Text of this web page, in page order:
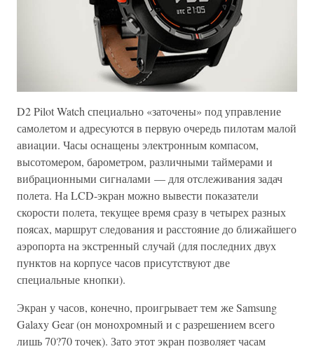
D2 Pilot Watch специально «заточены» под управление
самолетом и адресуются в первую очередь пилотам малой
авиации. Часы оснащены электронным компасом,
высотомером, барометром, различными таймерами и
вибрационными сигналами — для отслеживания задач
полета. На LCD-экран можно вывести показатели
скорости полета, текущее время сразу в четырех разных
поясах, маршрут следования и расстояние до ближайшего
аэропорта на экстренный случай (для последних двух
пунктов на корпусе часов присутствуют две
специальные кнопки).
Экран у часов, конечно, проигрывает тем же Samsung
Galaxy Gear (он монохромный и с разрешением всего
лишь 70?70 точек). Зато этот экран позволяет часам